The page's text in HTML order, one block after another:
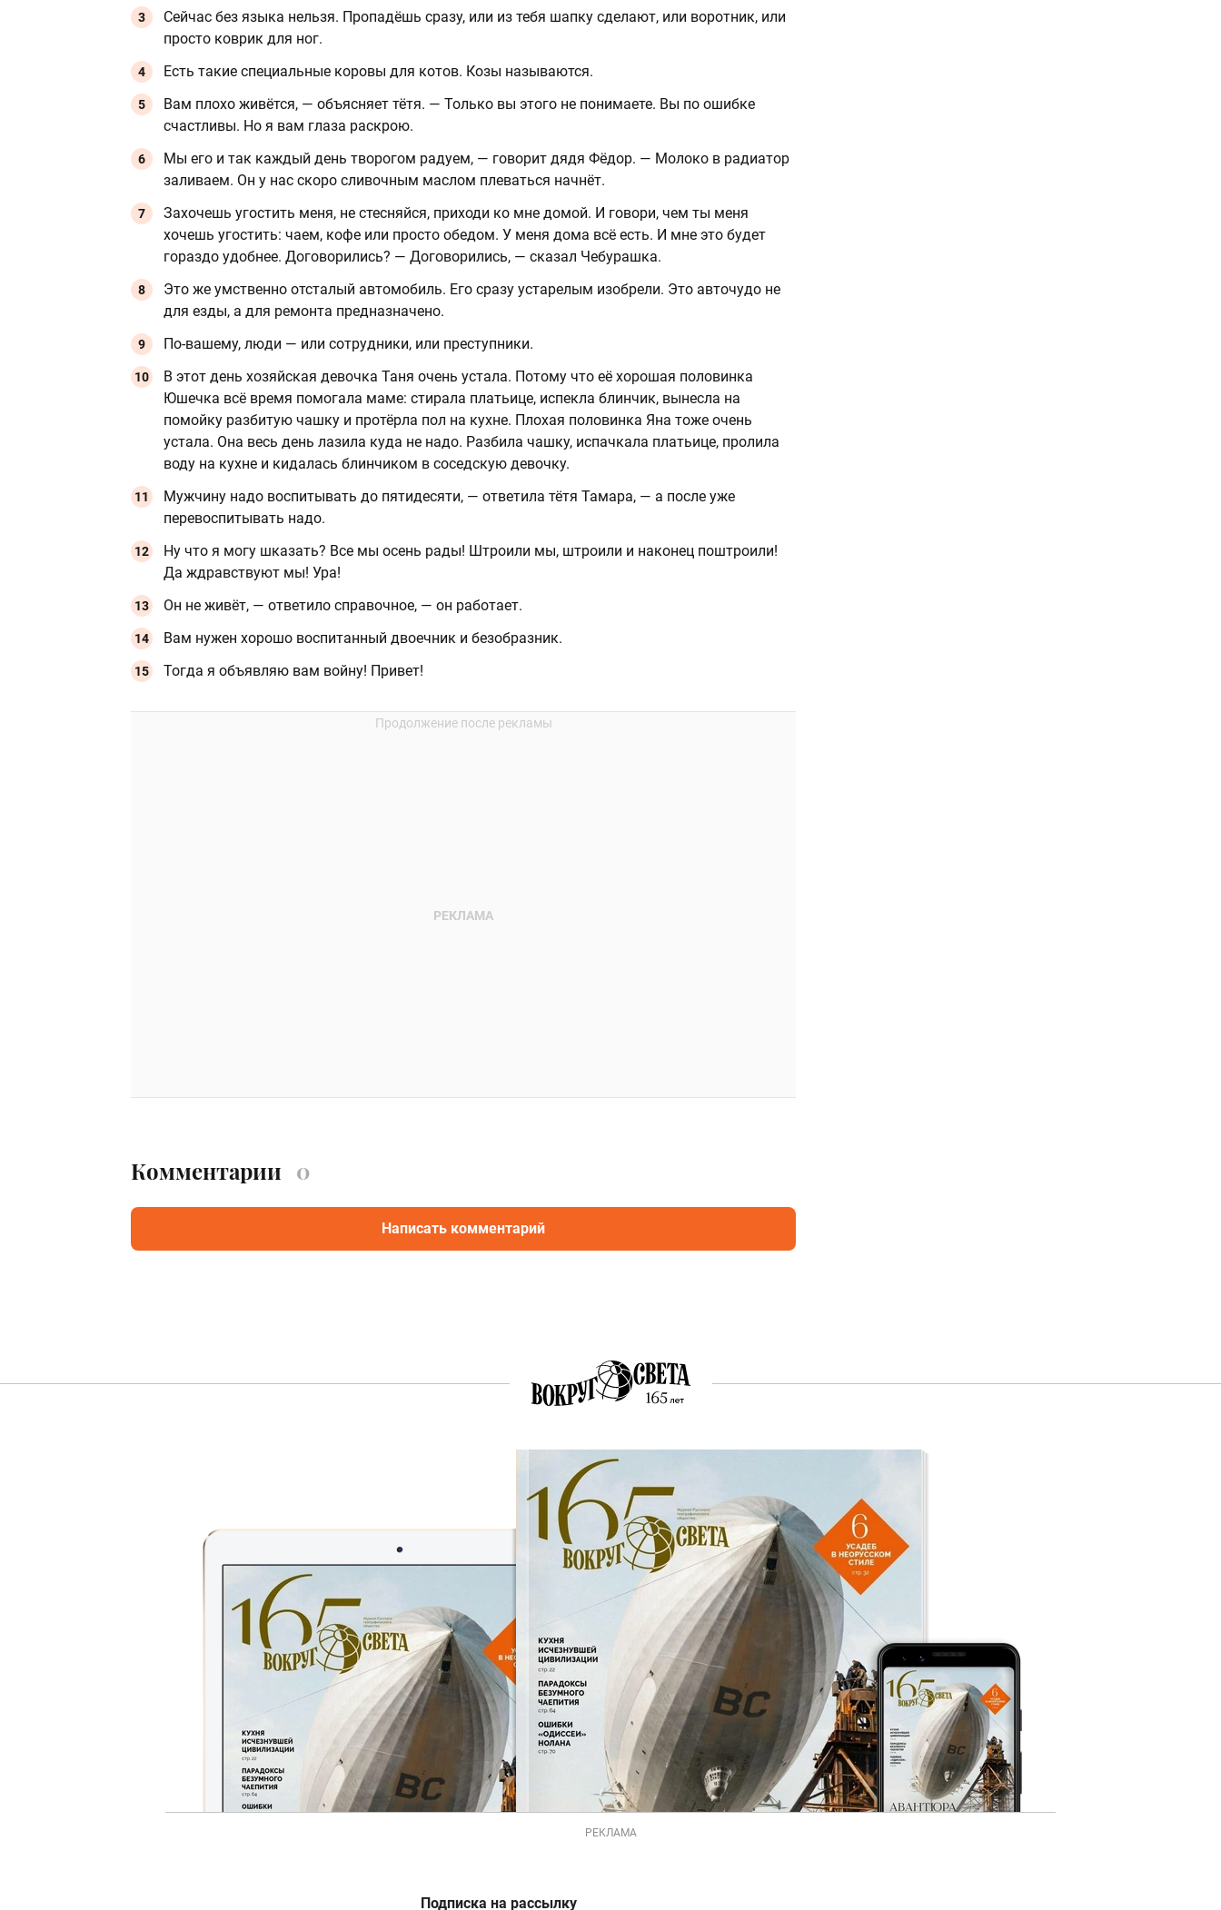
Сейчас без языка нельзя. Пропадёшь сразу, или из тебя шапку сделают, или воротник, или
просто коврик для ног.
Есть такие специальные коровы для котов. Козы называются.
Вам плохо живётся, — объясняет тётя. — Только вы этого не понимаете. Вы по ошибке
счастливы. Но я вам глаза раскрою.
Мы его и так каждый день творогом радуем, — говорит дядя Фёдор. — Молоко в радиатор
заливаем. Он у нас скоро сливочным маслом плеваться начнёт.
Захочешь угостить меня, не стесняйся, приходи ко мне домой. И говори, чем ты меня
хочешь угостить: чаем, кофе или просто обедом. У меня дома всё есть. И мне это будет
гораздо удобнее. Договорились? — Договорились, — сказал Чебурашка.
Это же умственно отсталый автомобиль. Его сразу устарелым изобрели. Это авточудо не
для езды, а для ремонта предназначено.
По-вашему, люди — или сотрудники, или преступники.
В этот день хозяйская девочка Таня очень устала. Потому что её хорошая половинка
Юшечка всё время помогала маме: стирала платьице, испекла блинчик, вынесла на
помойку разбитую чашку и протёрла пол на кухне. Плохая половинка Яна тоже очень
устала. Она весь день лазила куда не надо. Разбила чашку, испачкала платьице, пролила
воду на кухне и кидалась блинчиком в соседскую девочку.
Мужчину надо воспитывать до пятидесяти, — ответила тётя Тамара, — а после уже
перевоспитывать надо.
Ну что я могу шказать? Все мы осень рады! Штроили мы, штроили и наконец поштроили!
Да ждравствуют мы! Ура!
Он не живёт, — ответило справочное, — он работает.
Вам нужен хорошо воспитанный двоечник и безобразник.
Тогда я объявляю вам войну! Привет!
Комментарии 0
Написать комментарий
РЕКЛАМА
Подписка на рассылку